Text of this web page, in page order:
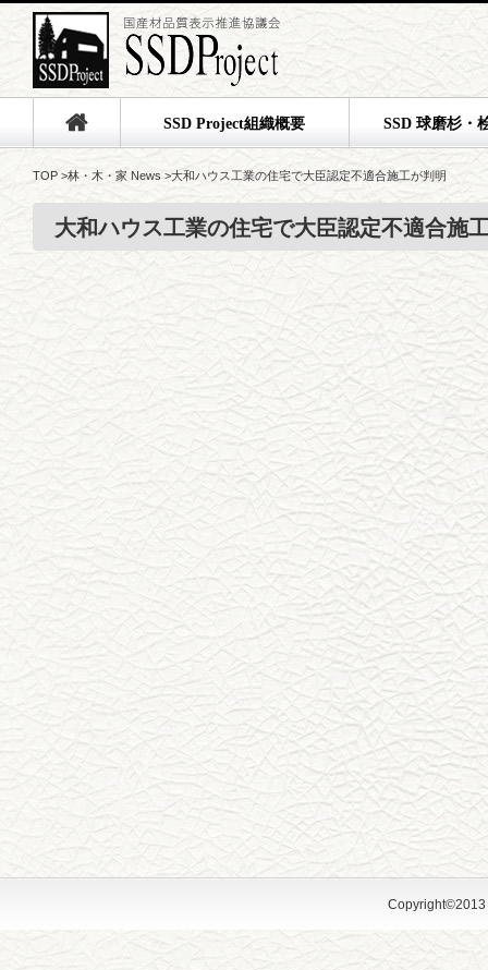
SSD Project組織概要 SSD 球磨杉・
TOP >林・木・家 News >大和ハウス工業の住宅で大臣認定不適合施工が判明
大和ハウス工業の住宅で大臣認定不適合施
Copyright©2013